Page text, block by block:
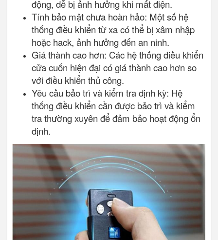
động, dễ bị ảnh hưởng khi mất điện.
Tính bảo mật chưa hoàn hảo: Một số hệ
thống điều khiển từ xa có thể bị xâm nhập
hoặc hack, ảnh hưởng đến an ninh.
Giá thành cao hơn: Các hệ thống điều khiển
cửa cuốn hiện đại có giá thành cao hơn so
với điều khiển thủ công.
Yêu cầu bảo trì và kiểm tra định kỳ: Hệ
thống điều khiển cần được bảo trì và kiểm
tra thường xuyên để đảm bảo hoạt động ổn
định.